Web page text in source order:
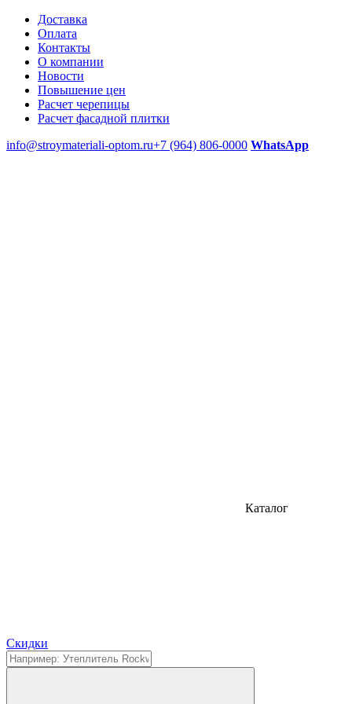
Доставка
Оплата
Контакты
О компании
Новости
Повышение цен
Расчет черепицы
Расчет фасадной плитки
info@stroymateriali-optom.ru+7 (964) 806-0000 WhatsApp
Каталог
Cкидки